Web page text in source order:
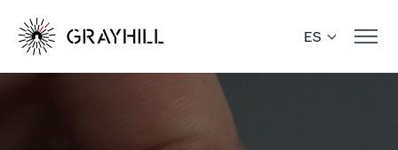
content
ES